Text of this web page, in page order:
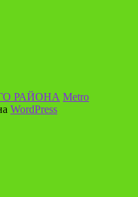
РАЙОНА Metro
WordPress